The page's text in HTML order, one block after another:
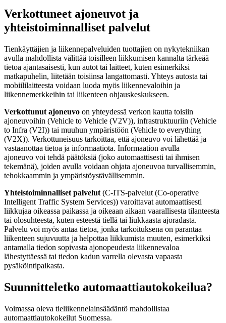
Verkottuneet ajoneuvot ja
yhteistoiminnalliset palvelut
Tienkäyttäjien ja liikennepalveluiden tuottajien on nykytekniikan
avulla mahdollista välittää toisilleen liikkumisen kannalta tärkeää
tietoa ajantasaisesti, kun autot tai laitteet, kuten esimerkiksi
matkapuhelin, liitetään toisiinsa langattomasti. Yhteys autosta tai
mobiililaitteesta voidaan luoda myös liikennevaloihin ja
liikennemerkkeihin tai liikenteen ohjauskeskukseen.
Verkottunut ajoneuvo on yhteydessä verkon kautta toisiin
ajoneuvoihin (Vehicle to Vehicle (V2V)), infrastruktuuriin (Vehicle
to Infra (V2I)) tai muuhun ympäristöön (Vehicle to everything
(V2X)). Verkottuneisuus tarkoittaa, että ajoneuvo voi lähettää ja
vastaanottaa tietoa ja informaatiota. Informaation avulla
ajoneuvo voi tehdä päätöksiä (joko automaattisesti tai ihmisen
tekemänä), joiden avulla voidaan ohjata ajoneuvoa turvallisemmin,
tehokkaammin ja ympäristöystävällisemmin.
Yhteistoiminnalliset palvelut (C-ITS-palvelut (Co-operative
Intelligent Traffic System Services)) varoittavat automaattisesti
liikkujaa oikeassa paikassa ja oikeaan aikaan vaarallisesta tilanteesta
tai olosuhteesta, kuten esteestä tiellä tai liukkaasta ajoradasta.
Palvelu voi myös antaa tietoa, jonka tarkoituksena on parantaa
liikenteen sujuvuutta ja helpottaa liikkumista muuten, esimerkiksi
antamalla tiedon sopivasta ajonopeudesta liikennevaloa
lähestyttäessä tai tiedon kadun varrella olevasta vapaasta
pysäköintipaikasta.
Suunnitteletko automaattiautokokeilua?
Voimassa oleva tieliikennelainsäädäntö mahdollistaa
automaattiautokokeilut Suomessa.